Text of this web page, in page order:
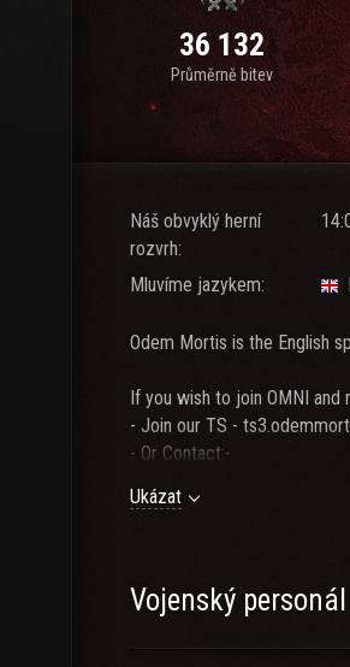
36 132
Průměrně bitev
Náš obvyklý herní
rozvrh:
Mluvíme jazykem:
Odem Mortis is the English
If you wish to join OMNI
- Join our TS -
- Or Contact:-
Clan OMNI is in 3 clans in
For recruitment:
Legendary2711
Ukázat
Vojenský personál